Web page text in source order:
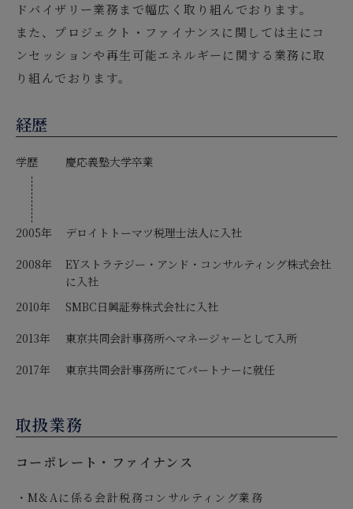
ドバイザリー業務まで幅広く取り組んでおります。
また、プロジェクト・ファイナンスに関しては主にコ
ンセッションや再生可能エネルギーに関する業務に取
り組んでおります。
経歴
学歴 慶応義塾大学卒業
2005年
デロイトトーマツ税理士法人に入社
2008年
EYストラテジー・アンド・コンサルティング株式会社
に入社
2010年
SMBC日興証券株式会社に入社
2013年
東京共同会計事務所へマネージャーとして入所
2017年
東京共同会計事務所にてパートナーに就任
取扱業務
コーポレート・ファイナンス
M&Aに係る会計税務コンサルティング業務